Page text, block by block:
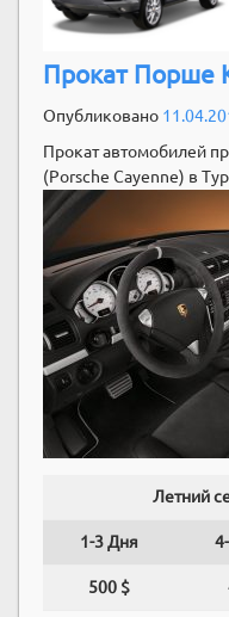
Прокат Порше
Опубликовано
Прокат автомобилей
(Porsche Cayenne) в
Летний
1-3 Дня
500 $